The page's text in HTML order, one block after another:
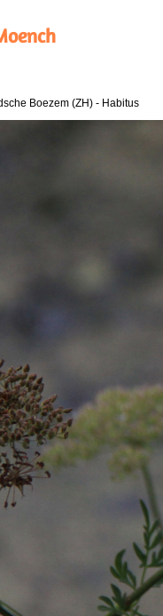
Boezem (ZH) - Habitus